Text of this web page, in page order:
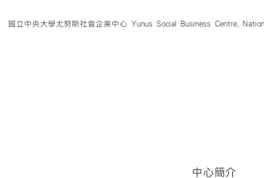
to國立中央大學尤努斯社會企業中心 Yunus Social Business Centre,
中心簡介